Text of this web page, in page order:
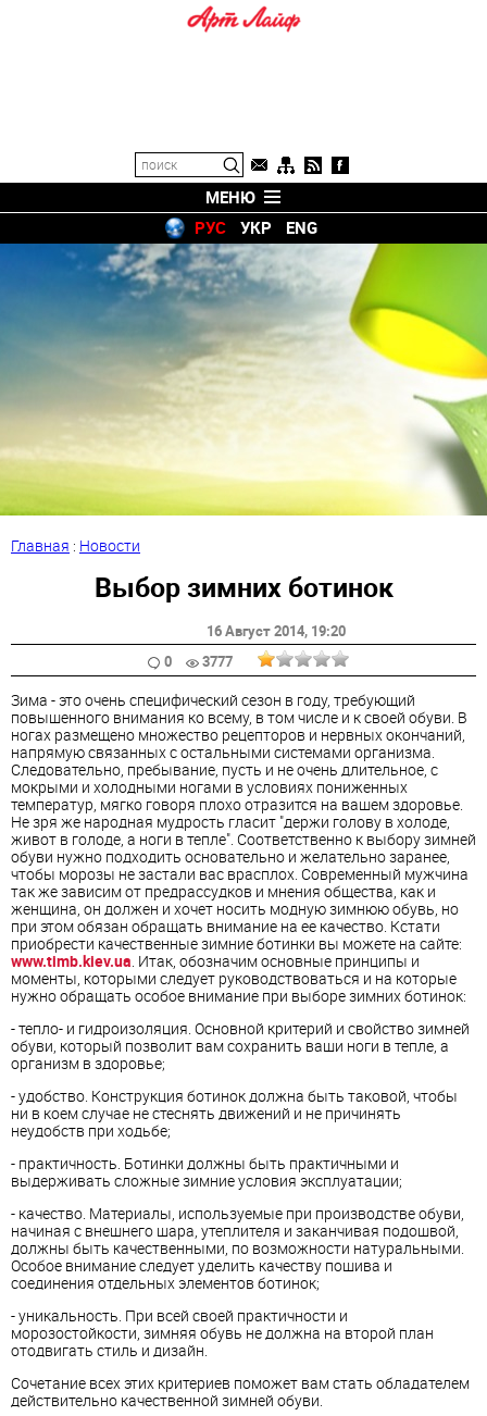
МЕНЮ
РУС
УКР ENG
Главная : Новости
Выбор зимних ботинок
16 Август 2014, 19:20
0
3777
Зима - это очень специфический сезон в году, требующий
повышенного внимания ко всему, в том числе и к своей обуви. В
ногах размещено множество рецепторов и нервных окончаний,
напрямую связанных с остальными системами организма.
Следовательно, пребывание, пусть и не очень длительное, с
мокрыми и холодными ногами в условиях пониженных
температур, мягко говоря плохо отразится на вашем здоровье.
Не зря же народная мудрость гласит "держи голову в холоде,
живот в голоде, а ноги в тепле". Соответственно к выбору зимней
обуви нужно подходить основательно и желательно заранее,
чтобы морозы не застали вас врасплох. Современный мужчина
так же зависим от предрассудков и мнения общества, как и
женщина, он должен и хочет носить модную зимнюю обувь, но
при этом обязан обращать внимание на ее качество. Кстати
приобрести качественные зимние ботинки вы можете на сайте:
www.timb.kiev.ua . Итак, обозначим основные принципы и
моменты, которыми следует руководствоваться и на которые
нужно обращать особое внимание при выборе зимних ботинок:
- тепло- и гидроизоляция. Основной критерий и свойство зимней
обуви, который позволит вам сохранить ваши ноги в тепле, а
организм в здоровье;
- удобство. Конструкция ботинок должна быть таковой, чтобы
ни в коем случае не стеснять движений и не причинять
неудобств при ходьбе;
- практичность. Ботинки должны быть практичными и
выдерживать сложные зимние условия эксплуатации;
- качество. Материалы, используемые при производстве обуви,
начиная с внешнего шара, утеплителя и заканчивая подошвой,
должны быть качественными, по возможности натуральными.
Особое внимание следует уделить качеству пошива и
соединения отдельных элементов ботинок;
- уникальность. При всей своей практичности и
морозостойкости, зимняя обувь не должна на второй план
отодвигать стиль и дизайн.
Сочетание всех этих критериев поможет вам стать обладателем
действительно качественной зимней обуви.